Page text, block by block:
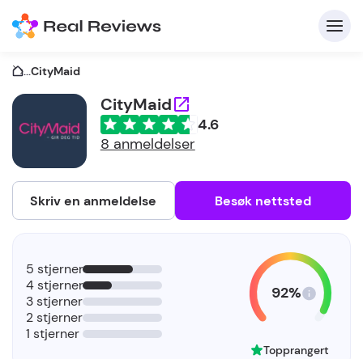
...CityMaid
CityMaid
4.6
8 anmeldelser
Skriv en anmeldelse Besøk nettsted
5 stjerner
4 stjerner
3 stjerner
2 stjerner
1 stjerner
92%
Topprangert